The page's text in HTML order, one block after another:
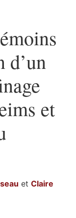
d’un
et
et Claire